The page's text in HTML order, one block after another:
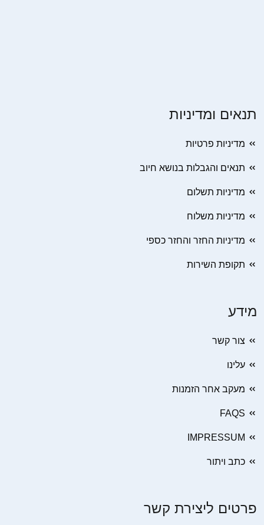
תנאים ומדיניות
מדיניות פרטיות
תנאים והגבלות בנושא חיוב
מדיניות תשלום
מדיניות משלוח
מדיניות החזר והחזר כספי
תקופת השירות
מידע
צור קשר
עלינו
מעקב אחר הזמנות
FAQS
IMPRESSUM
כתב ויתור
פרטים ליצירת קשר